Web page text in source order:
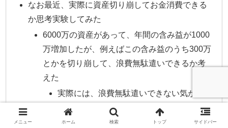
なお最近、実際に資産切り崩してお金消費できる
か思考実験してみた
6000万の資産があって、年間の含み益が1000
万増加したが、例えばこの含み益のうち300万
とかを切り崩して、浪費無駄遣いできるか考
えた
実際には、浪費無駄遣いできない気がし
た・・・
お金を貯めたり投資するのに能力が必要とす
メニュー ホーム 検索 トップ サイドバー